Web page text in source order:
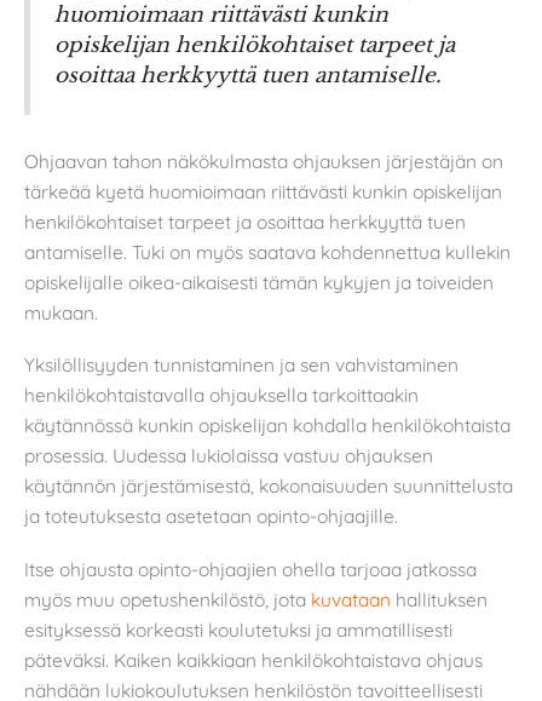
huomioimaan riittävästi kunkin
opiskelijan henkilökohtaiset tarpeet ja
osoittaa herkkyyttä tuen antamiselle.
Ohjaavan tahon näkökulmasta ohjauksen järjestäjän on
tärkeää kyetä huomioimaan riittävästi kunkin opiskelijan
henkilökohtaiset tarpeet ja osoittaa herkkyyttä tuen
antamiselle. Tuki on myös saatava kohdennettua kullekin
opiskelijalle oikea-aikaisesti tämän kykyjen ja toiveiden
mukaan.
Yksilöllisyyden tunnistaminen ja sen vahvistaminen
henkilökohtaistavalla ohjauksella tarkoittaakin
käytännössä kunkin opiskelijan kohdalla henkilökohtaista
prosessia. Uudessa lukiolaissa vastuu ohjauksen
käytännön järjestämisestä, kokonaisuuden suunnittelusta
ja toteutuksesta asetetaan opinto-ohjaajille.
Itse ohjausta opinto-ohjaajien ohella tarjoaa jatkossa
myös muu opetushenkilöstö, jota kuvataan hallituksen
esityksessä korkeasti koulutetuksi ja ammatillisesti
päteväksi. Kaiken kaikkiaan henkilökohtaistava ohjaus
nähdään lukiokoulutuksen henkilöstön tavoitteellisesti